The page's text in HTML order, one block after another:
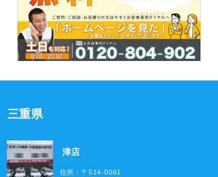
三重県
津店
住所：〒514-0061